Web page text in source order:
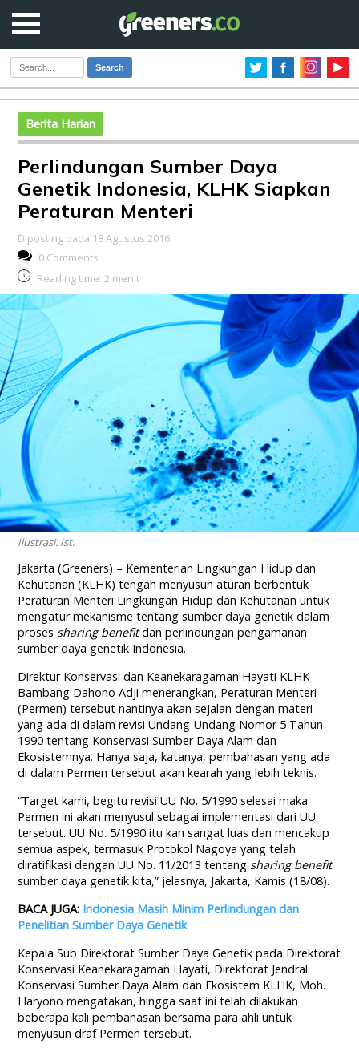
Search
Berita Harian
Perlindungan Sumber Daya
Genetik Indonesia, KLHK Siapkan
Peraturan Menteri
Diposting pada 18 Agustus 2016
0 Comments
Reading time: 2 menit
Ilustrasi: Ist.
Jakarta (Greeners) – Kementerian Lingkungan Hidup dan
Kehutanan (KLHK) tengah menyusun aturan berbentuk
Peraturan Menteri Lingkungan Hidup dan Kehutanan untuk
mengatur mekanisme tentang sumber daya genetik dalam
proses sharing benefitdan perlindungan pengamanan
sumber daya genetik Indonesia.
Direktur Konservasi dan Keanekaragaman Hayati KLHK
Bambang Dahono Adji menerangkan, Peraturan Menteri
(Permen) tersebut nantinya akan sejalan dengan materi
yang ada di dalam revisi Undang-Undang Nomor 5 Tahun
1990 tentang Konservasi Sumber Daya Alam dan
Ekosistemnya. Hanya saja, katanya, pembahasan yang ada
di dalam Permen tersebut akan kearah yang lebih teknis.
“Target kami, begitu revisi UU No. 5/1990 selesai maka
Permen ini akan menyusul sebagai implementasi dari UU
tersebut. UU No. 5/1990 itu kan sangat luas dan mencakup
semua aspek, termasuk Protokol Nagoya yang telah
diratifikasi dengan UU No. 11/2013 tentang sharing benefit
sumber daya genetik kita,” jelasnya, Jakarta, Kamis (18/08).
BACA JUGA: Indonesia Masih Minim Perlindungan dan
Penelitian Sumber Daya Genetik
Kepala Sub Direktorat Sumber Daya Genetik pada Direktorat
Konservasi Keanekaragaman Hayati, Direktorat Jendral
Konservasi Sumber Daya Alam dan Ekosistem KLHK, Moh.
Haryono mengatakan, hingga saat ini telah dilakukan
beberapa kali pembahasan bersama para ahli untuk
menyusun draf Permen tersebut.